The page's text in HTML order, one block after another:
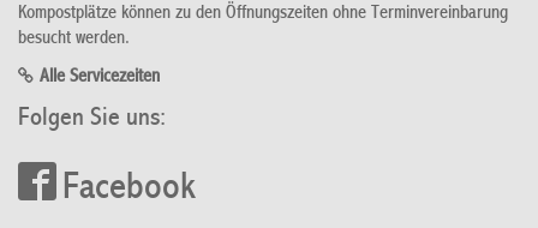
Kompostplätze können zu den Öffnungszeiten ohne Terminvereinbarung
besucht werden.
Alle Servicezeiten
Folgen Sie uns:
Facebook